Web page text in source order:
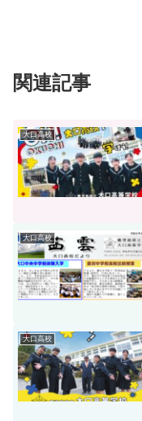
関連記事
大口高校
大口高校
大口高校